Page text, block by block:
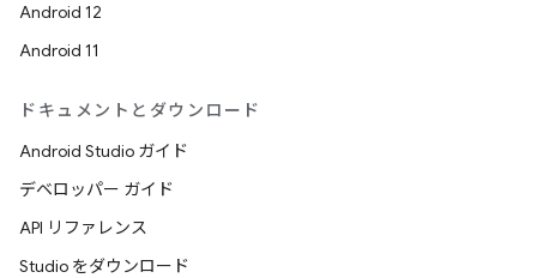
Android 12
Android 11
ドキュメントとダウンロード
Android Studio ガイド
デベロッパー ガイド
API リファレンス
Studio をダウンロード